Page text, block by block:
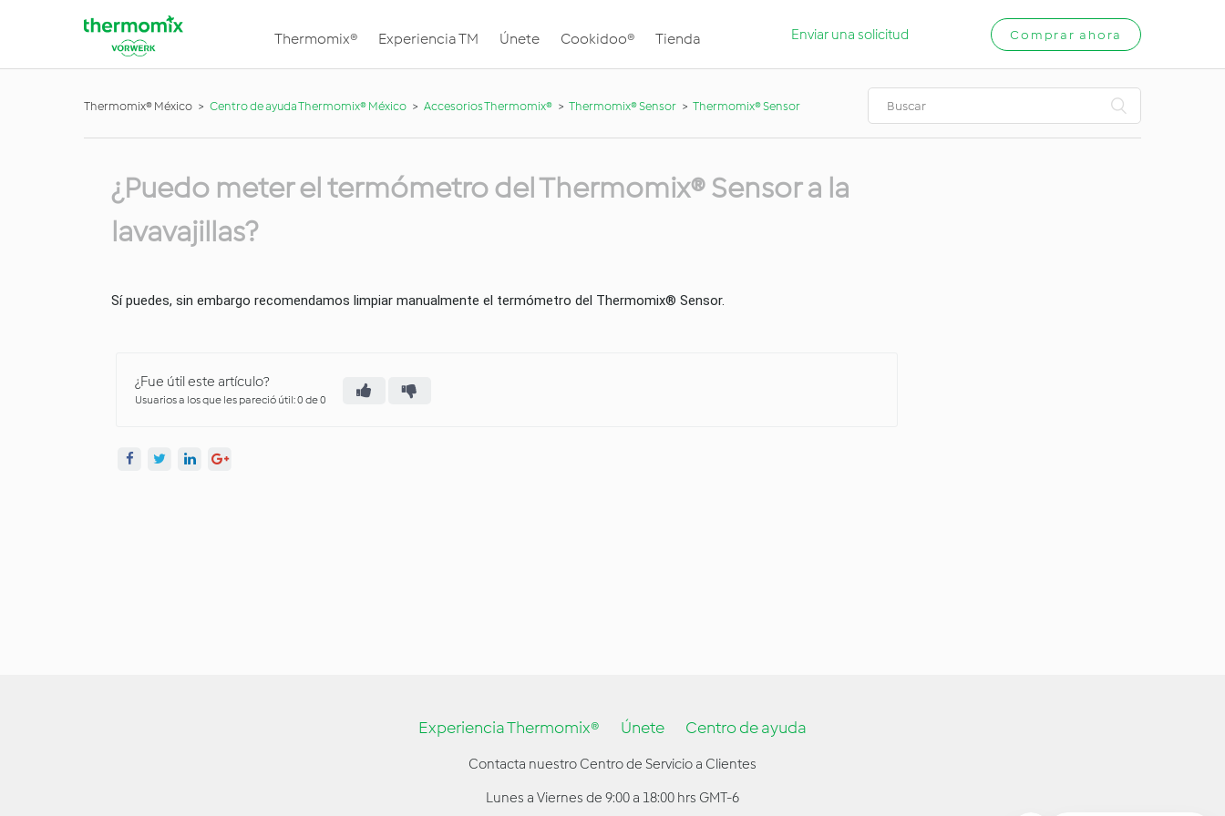
Thermomix® Experiencia TM Únete Cookidoo® Tienda Enviar una solicitud Comprar ahora
Thermomix® México Centro de ayuda Thermomix® México Accesorios Thermomix® Thermomix® Sensor Thermomix® Sensor
¿Puedo meter el termómetro del Thermomix® Sensor a la
lavavajillas?
Sí puedes, sin embargo recomendamos limpiar manualmente el termómetro del Thermomix® Sensor.
¿Fue útil este artículo?
Usuarios a los que les pareció útil: 0 de 0
Experiencia Thermomix® Únete Centro de ayuda
Contacta nuestro Centro de Servicio a Clientes
Lunes a Viernes de 9:00 a 18:00 hrs GMT-6